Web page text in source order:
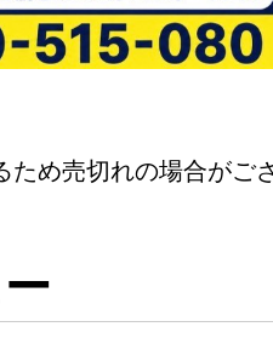
ため売切れの場合がご